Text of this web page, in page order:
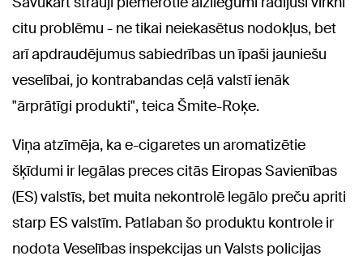
citu problēmu - ne tikai neiekasētus nodokļus, bet
arī apdraudējumus sabiedrības un īpaši jauniešu
veselībai, jo kontrabandas ceļā valstī ienāk
"ārprātīgi produkti", teica Šmite-Roķe.
Viņa atzīmēja, ka e-cigaretes un aromatizētie
šķīdumi ir legālas preces citās Eiropas Savienības
(ES) valstīs, bet muita nekontrolē legālo preču apriti
starp ES valstīm. Patlaban šo produktu kontrole ir
nodota Veselības inspekcijas un Valsts policijas